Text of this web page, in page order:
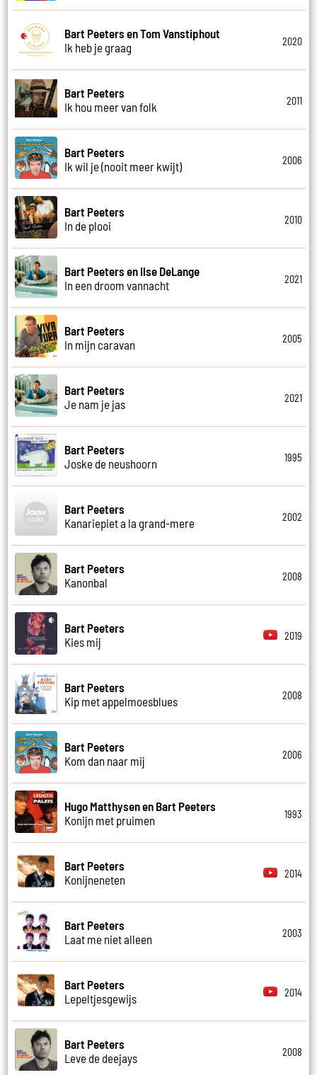
Bart Peeters en Tom Vanstiphout
Ik heb je graag
2020
Bart Peeters
Ik hou meer van folk
2011
Bart Peeters
Ik wil je (nooit meer kwijt)
2006
Bart Peeters
In de plooi
2010
Bart Peeters en Ilse DeLange
In een droom vannacht
2021
Bart Peeters
In mijn caravan
2005
Bart Peeters
Je nam je jas
2021
Bart Peeters
Joske de neushoorn
1995
Bart Peeters
Kanariepiet a la grand-mere
2002
Bart Peeters
Kanonbal
2008
Bart Peeters
Kies mij
2019
Bart Peeters
Kip met appelmoesblues
2008
Bart Peeters
Kom dan naar mij
2006
Hugo Matthysen en Bart Peeters
Konijn met pruimen
1993
Bart Peeters
Konijneneten
2014
Bart Peeters
Laat me niet alleen
2003
Bart Peeters
Lepeltjesgewijs
2014
Bart Peeters
Leve de deejays
2008